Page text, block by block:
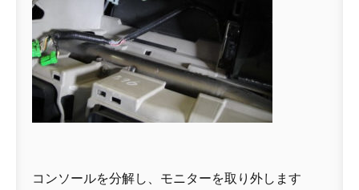
コンソールを分解し、モニターを取り外します